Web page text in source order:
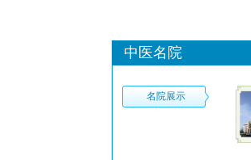
中医名院
名院展示